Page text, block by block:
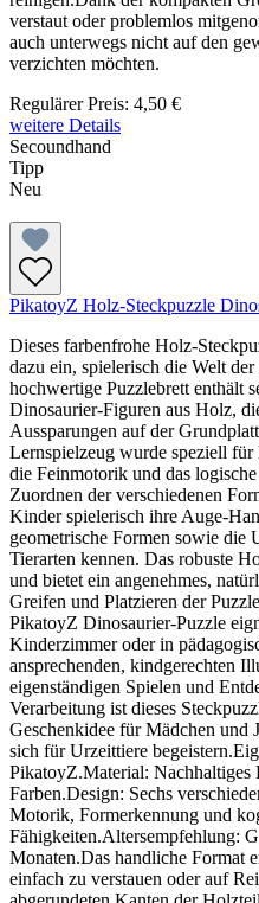
verstaut oder problemlos
auch unterwegs nicht auf den
verzichten möchten.
Regulärer Preis: 4,50 €
weitere Details
Secoundhand
Tipp
Neu
PikatoyZ Holz-Steckpuzzle
Dieses farbenfrohe Holz-
dazu ein, spielerisch die Welt
hochwertige Puzzlebrett enthält
Dinosaurier-Figuren aus Holz,
Aussparungen auf der
Lernspielzeug wurde speziell
die Feinmotorik und das
Zuordnen der verschiedenen
Kinder spielerisch ihre Auge-
geometrische Formen sowie die
Tierarten kennen. Das robuste
und bietet ein angenehmes,
Greifen und Platzieren der
PikatoyZ Dinosaurier-Puzzle
Kinderzimmer oder in
ansprechenden, kindgerechten
eigenständigen Spielen und
Verarbeitung ist dieses
Geschenkidee für Mädchen und
sich für Urzeittiere
PikatoyZ.Material: Nachhaltiges
Farben.Design: Sechs
Motorik, Formerkennung und
Fähigkeiten.Altersempfehlung:
Monaten.Das handliche Format
einfach zu verstauen oder auf